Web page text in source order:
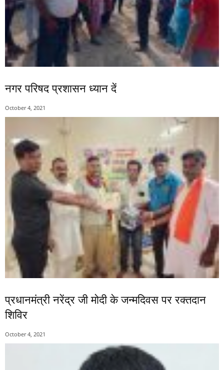
नगर परिषद प्रशासन ध्यान दें
October 4, 2021
प्रधानमंत्री नरेंद्र जी मोदी के जन्मदिवस पर रक्तदान
शिविर
October 4, 2021